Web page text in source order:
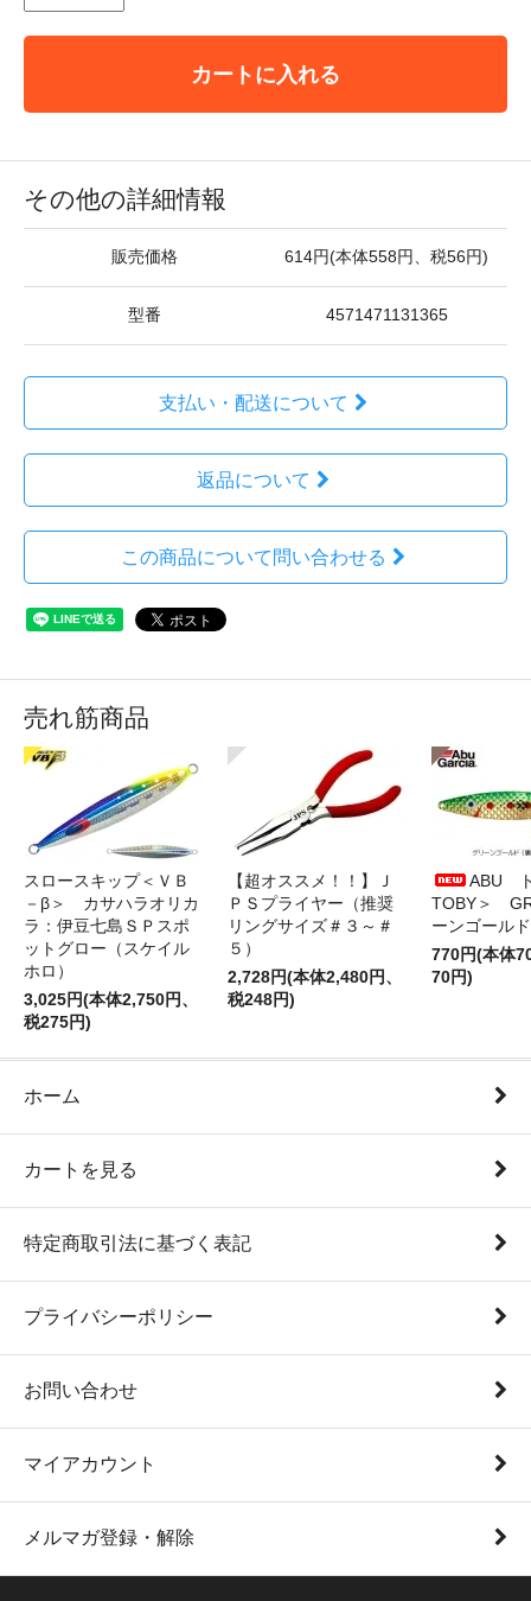
カートに入れる
その他の詳細情報
販売価格 614円(本体558円、税56円)
型番 4571471131365
支払い・配送について
返品について
この商品について問い合わせる
売れ筋商品
スロースキップ＜ＶＢ
－β＞ カサハラオリカ
ラ：伊豆七島ＳＰスポ
ットグロー（スケイル
ホロ）
3,025円(本体2,750円、
税275円)
【超オススメ！！】Ｊ
ＰＳプライヤー（推奨
リングサイズ＃３～＃
５）
2,728円(本体2,480円、
税248円)
ABU
TOBY＞
ーンゴールド
770円(本体
70円)
ホーム
カートを見る
特定商取引法に基づく表記
プライバシーポリシー
お問い合わせ
マイアカウント
メルマガ登録・解除